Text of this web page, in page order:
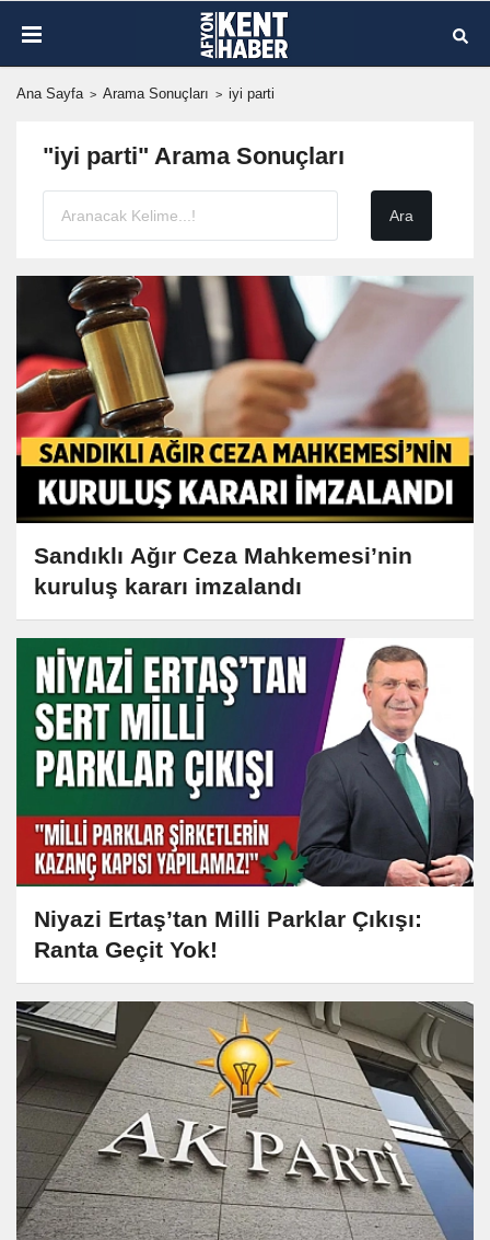
Ana Sayfa Arama Sonuçları iyi parti
"iyi parti" Arama Sonuçları
Sandıklı Ağır Ceza Mahkemesi’nin
kuruluş kararı imzalandı
Niyazi Ertaş’tan Milli Parklar Çıkışı:
Ranta Geçit Yok!